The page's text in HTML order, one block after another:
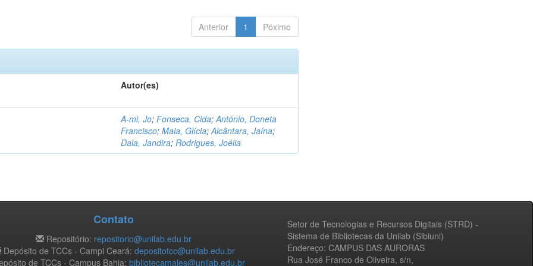
Anterior 1 Póximo
Autor(es)
A-mi, Jo;Fonseca, Cida;António, Doneta
Francisco;Maia, Glícia;Alcântara, Jaína;
Dala, Jandira;Rodrigues, Joélia
Setor de Tecnologias e Recursos Digitais (STRD) -
Sistema de Bibliotecas da Unilab (Sibiuni)
Endereço: CAMPUS DAS AURORAS
Rua José Franco de Oliveira, s/n,
Contato
Repositório: repositorio@unilab.edu.br
Depósito de TCCs - Campi Ceará: depositotcc@unilab.edu.br
de TCCs - Campus Bahia: bibliotecamales@unilab.edu.br